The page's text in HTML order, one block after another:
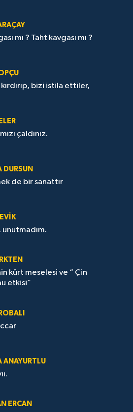
mı ? Taht kavgası mı ?
bizi istila ettiler,
çaldınız.
DURSUN
de bir sanattır
unutmadım.
kürt meselesi ve “ Çin
etkisi”
ANAYURTLU
ERCAN